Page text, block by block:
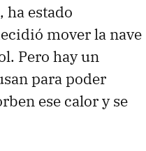
ha estado
mover la nave
Pero hay un
para poder
ese calor y se